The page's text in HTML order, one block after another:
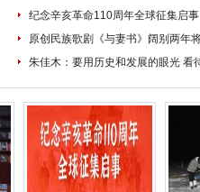
纪念辛亥革命110周年全球征集启事
原创民族歌剧《与妻书》阔别两年
朱佳木：要用历史和发展的眼光 看